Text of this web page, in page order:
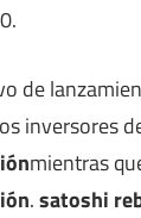
de
inversores
mientras
.satoshi